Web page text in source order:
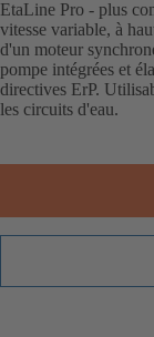
EtaLine Pro - plus
vitesse variable, à
d'un moteur
pompe intégrées et
directives ErP.
les circuits d'eau.